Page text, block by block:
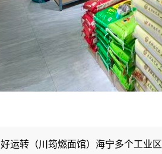
好运转（川筠燃面馆）海宁多个工业区